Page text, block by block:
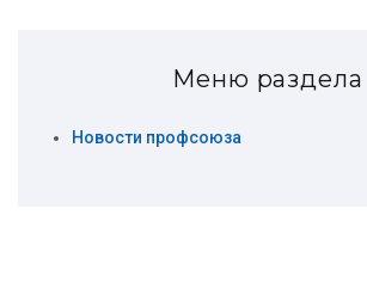
Меню раздела
Новости профсоюза